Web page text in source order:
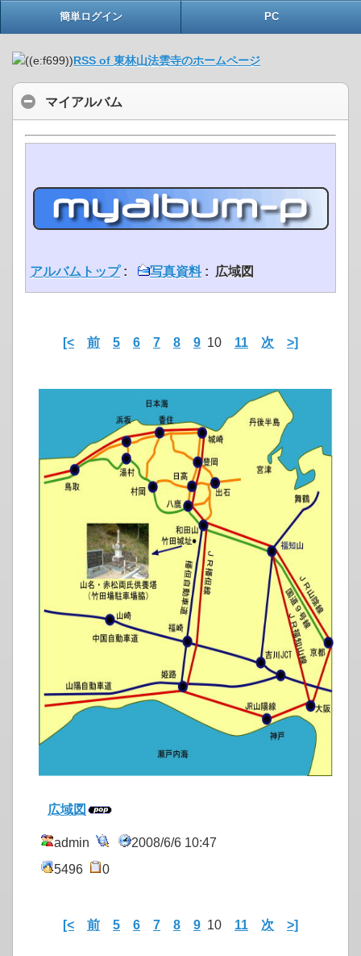
簡単ログイン PC
RSS of 東林山法雲寺のホームページ
マイアルバム
アルバムトップ: 写真資料: 広域図
[< 前 5 6 7 8 9 10 11 次 >]
広域図
admin
2008/6/6 10:47
5496
0
[< 前 5 6 7 8 9 10 11 次 >]